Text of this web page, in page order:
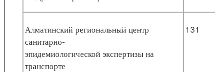
Алматинский региональный центр
санитарно-
эпидемиологической экспертизы на
транспорте
131